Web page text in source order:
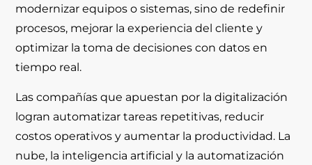
modernizar equipos o sistemas, sino de redefinir
procesos, mejorar la experiencia del cliente y
optimizar la toma de decisiones con datos en
tiempo real.
Las compañías que apuestan por la digitalización
logran automatizar tareas repetitivas, reducir
costos operativos y aumentar la productividad. La
nube, la inteligencia artificial y la automatización